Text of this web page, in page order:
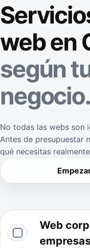
web en
según
negocio.
No todas las webs son
Antes de presupuestar
qué necesitas
Web